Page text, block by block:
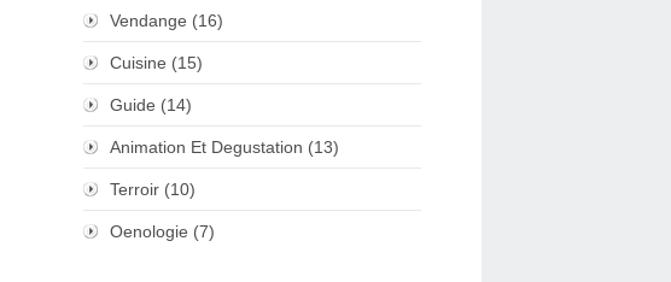
Vendange (16)
Cuisine (15)
Guide (14)
Animation Et Degustation (13)
Terroir (10)
Oenologie (7)